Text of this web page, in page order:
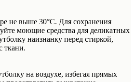
не выше 30°C. Для сохранения
моющие средства для деликатных
наизнанку перед стиркой,
ткани.
на воздухе, избегая прямых